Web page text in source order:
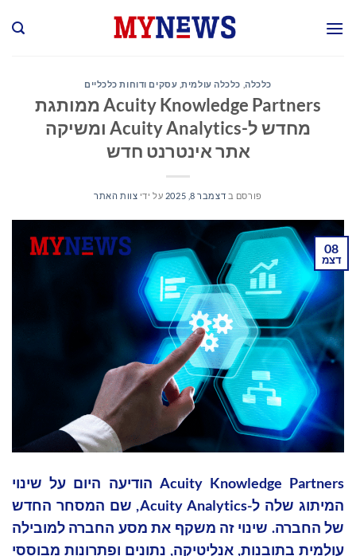
כלכלה, כלכלה עולמית, עסקים ודוחות כלכליים
Acuity Knowledge Partners ממותגת
מחדש ל-Acuity Analytics ומשיקה
אתר אינטרנט חדש
פורסם ב דצמבר 8, 2025 על ידי צוות האתר
08
דצמ
Acuity Knowledge Partners הודיעה היום על שינוי
המיתוג שלה ל-Acuity Analytics, שם המסחר החדש
של החברה. שינוי זה משקף את מסע החברה למובילה
עולמית בתובנות, אנליטיקה, נתונים ופתרונות מבוססי